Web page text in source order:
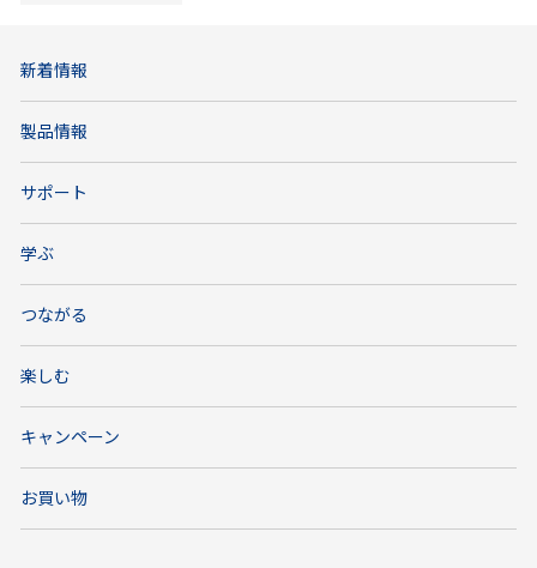
新着情報
製品情報
サポート
学ぶ
つながる
楽しむ
キャンペーン
お買い物